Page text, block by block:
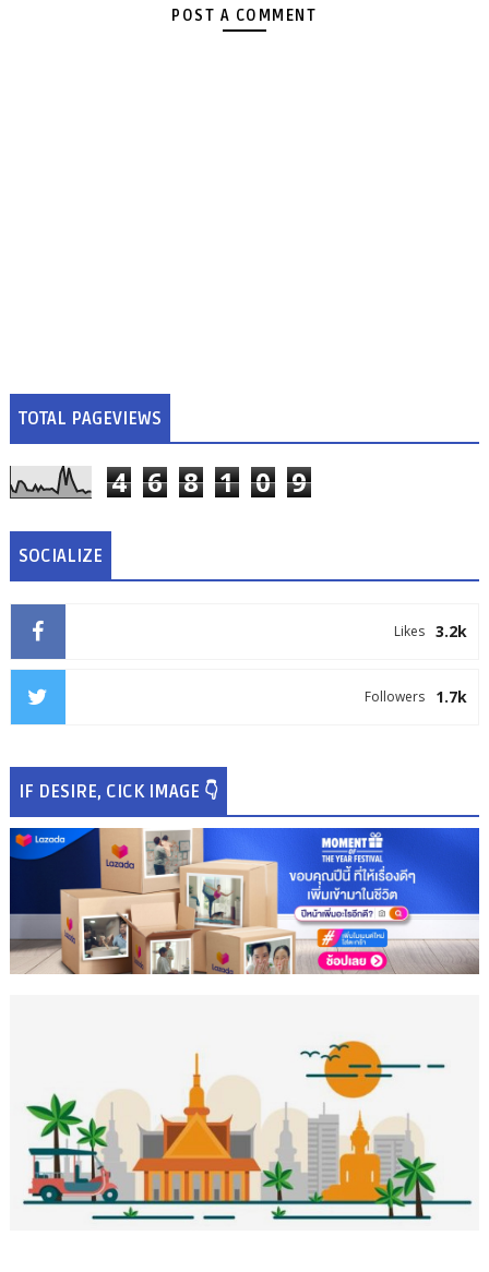
POST A COMMENT
TOTAL PAGEVIEWS
4 6 8 1 0 9
SOCIALIZE
3.2k
Likes
1.7k
Followers
IF DESIRE, CICK IMAGE 👇